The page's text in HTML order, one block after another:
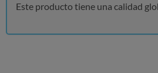
Este producto tiene una calidad